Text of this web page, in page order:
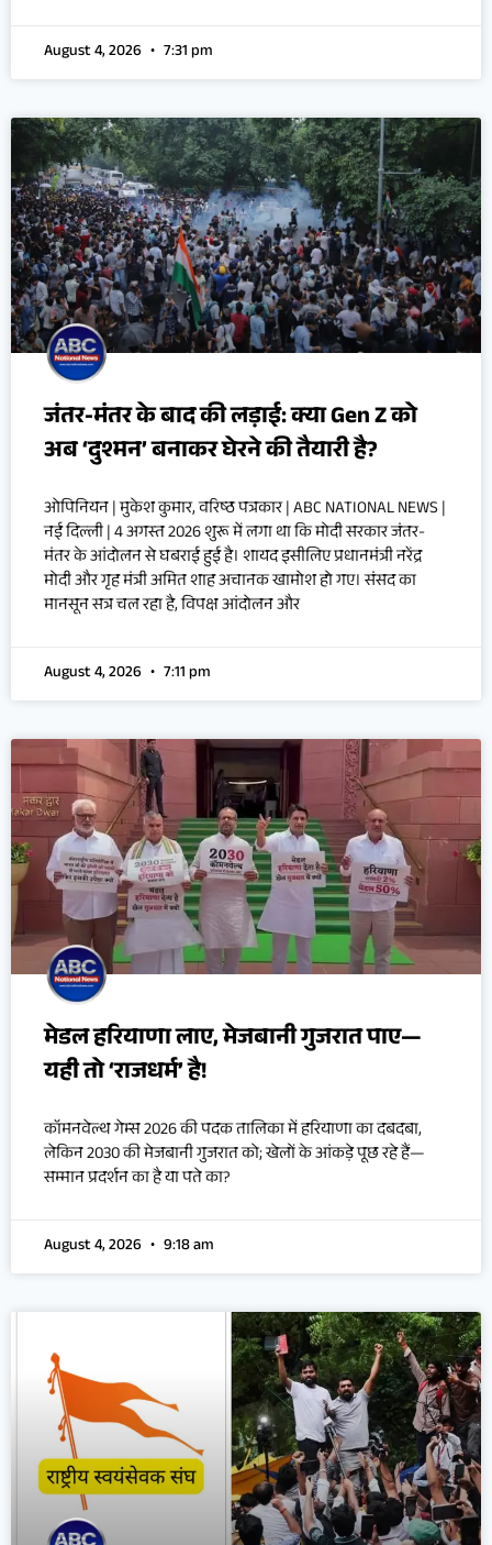
August 4, 2026 7:31 pm
जंतर-मंतर के बाद की लड़ाई: क्या Gen Z को
अब ‘दुश्मन’ बनाकर घेरने की तैयारी है?
ओपिनियन | मुकेश कुमार, वरिष्ठ पत्रकार | ABC NATIONAL NEWS |
नई दिल्ली | 4 अगस्त 2026 शुरू में लगा था कि मोदी सरकार जंतर-
मंतर के आंदोलन से घबराई हुई है। शायद इसीलिए प्रधानमंत्री नरेंद्र
मोदी और गृह मंत्री अमित शाह अचानक खामोश हो गए। संसद का
मानसून सत्र चल रहा है, विपक्ष आंदोलन और
August 4, 2026 7:11 pm
मेडल हरियाणा लाए, मेजबानी गुजरात पाए—
यही तो ‘राजधर्म’ है!
कॉमनवेल्थ गेम्स 2026 की पदक तालिका में हरियाणा का दबदबा,
लेकिन 2030 की मेजबानी गुजरात को; खेलों के आंकड़े पूछ रहे हैं—
सम्मान प्रदर्शन का है या पते का?
August 4, 2026 9:18 am